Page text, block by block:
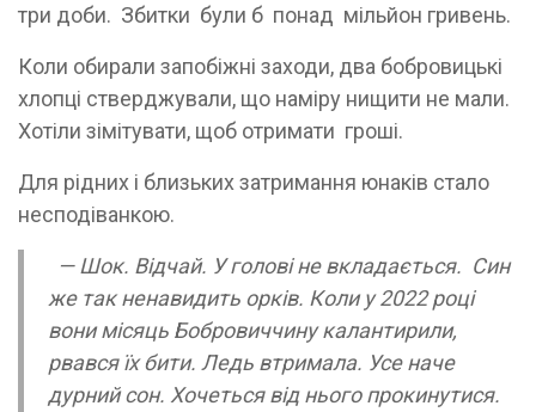
три доби. Збитки були б понад мільйон гривень.
Коли обирали запобіжні заходи, два бобровицькі
хлопці стверджували, що наміру нищити не мали.
Хотіли зімітувати, щоб отримати гроші.
Для рідних і близьких затримання юнаків стало
несподіванкою.
— Шок. Відчай. У голові не вкладається. Син
же так ненавидить орків. Коли у 2022 році
вони місяць Бобровиччину калантирили,
рвався їх бити. Ледь втримала. Усе наче
дурний сон. Хочеться від нього прокинутися.